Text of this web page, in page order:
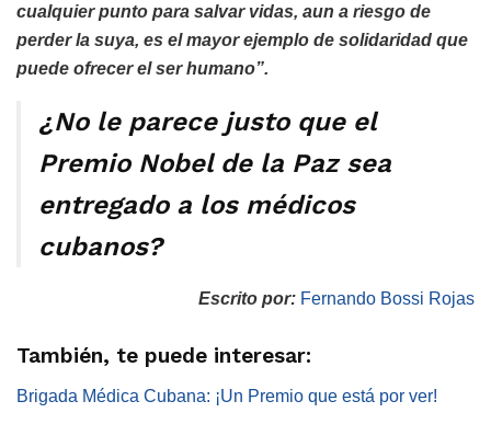
cualquier punto para salvar vidas, aun a riesgo de
perder la suya, es el mayor ejemplo de solidaridad que
puede ofrecer el ser humano”.
¿No le parece justo que el
Premio Nobel de la Paz sea
entregado a los médicos
cubanos?
Escrito por: Fernando Bossi Rojas
También, te puede interesar:
Brigada Médica Cubana: ¡Un Premio que está por ver!